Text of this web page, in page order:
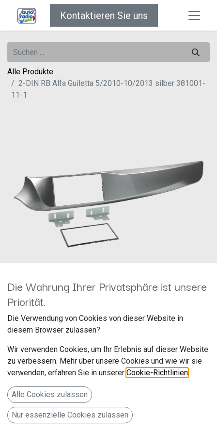
Kontaktieren Sie uns
Alle Produkte
2-DIN RB Alfa Guiletta 5/2010-10/2013 silber 381001-
11-1
2-DIN RB Alfa Guiletta 5/2010-
10/2013 silber 381001-11-1
Hersteller: ACV
Artikelnummer: 381001-11-1
Straßburger Allee 10-12
41812 Erkelenz
Die Wahrung Ihrer Privatsphäre ist unsere
Priorität.
Die Verwendung von Cookies von dieser Website in
diesem Browser zulassen?
Wir verwenden Cookies, um Ihr Erlebnis auf dieser Website
zu verbessern. Mehr über unsere Cookies und wie wir sie
verwenden, erfahren Sie in unserer Cookie-Richtlinien
Alle Cookies zulassen
Nur essenzielle Cookies zulassen